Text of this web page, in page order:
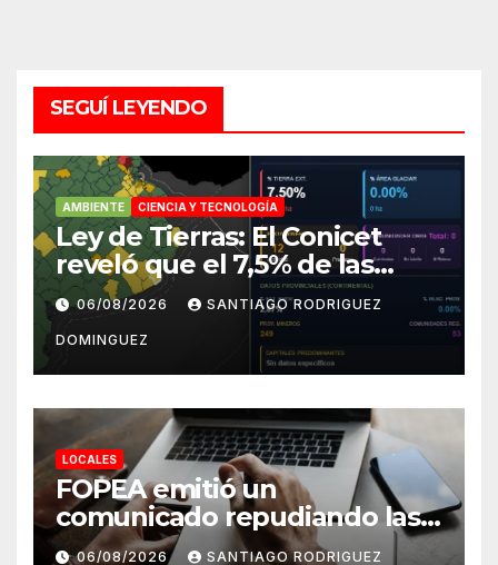
SEGUÍ LEYENDO
AMBIENTE CIENCIA Y TECNOLOGÍA
Ley de Tierras: El Conicet
reveló que el 7,5% de las
tierras rurales de Mar del
Plata pertenecen a
extranjeros
06/08/2026 SANTIAGO RODRIGUEZ
DOMINGUEZ
LOCALES
FOPEA emitió un
comunicado repudiando las
cuentas pseudo periodísticas
06/08/2026 SANTIAGO RODRIGUEZ